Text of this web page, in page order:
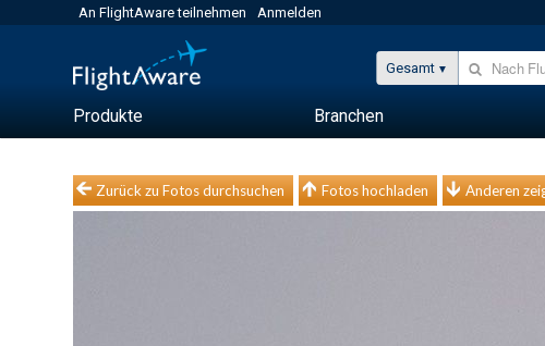
An FlightAware teilnehmen Anmelden
Gesamt
Produkte Branchen
Zurück zu Fotos durchsuchen Fotos hochladen Anderen